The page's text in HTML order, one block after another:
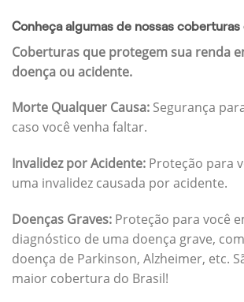
Conheça algumas de nossas coberturas
Coberturas que protegem sua renda
doença ou acidente.
Morte Qualquer Causa: Segurança
caso você venha faltar.
Invalidez por Acidente: Proteção para
uma invalidez causada por acidente.
Doenças Graves: Proteção para você
diagnóstico de uma doença grave,
doença de Parkinson, Alzheimer, etc.
maior cobertura do Brasil!